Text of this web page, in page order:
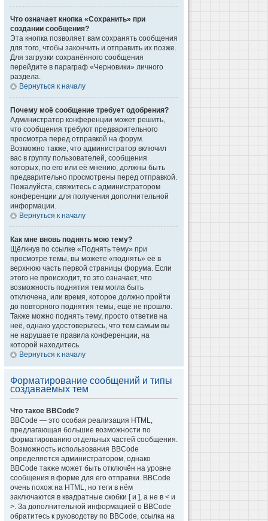
Что означает кнопка «Сохранить» при
создании сообщения?
Эта кнопка позволяет вам сохранять сообщения
для того, чтобы закончить и отправить их позже.
Для загрузки сохранённого сообщения
перейдите в параграф «Черновики» личного
раздела.
Вернуться к началу
Почему моё сообщение требует одобрения?
Администратор конференции может решить,
что сообщения требуют предварительного
просмотра перед отправкой на форум.
Возможно также, что администратор включил
вас в группу пользователей, сообщения
которых, по его или её мнению, должны быть
предварительно просмотрены перед отправкой.
Пожалуйста, свяжитесь с администратором
конференции для получения дополнительной
информации.
Вернуться к началу
Как мне вновь поднять мою тему?
Щёлкнув по ссылке «Поднять тему» при
просмотре темы, вы можете «поднять» её в
верхнюю часть первой страницы форума. Если
этого не происходит, то это означает, что
возможность поднятия тем могла быть
отключена, или время, которое должно пройти
до повторного поднятия темы, ещё не прошло.
Также можно поднять тему, просто ответив на
неё, однако удостоверьтесь, что тем самым вы
не нарушаете правила конференции, на
которой находитесь.
Вернуться к началу
Форматирование сообщений и типы
создаваемых тем
Что такое BBCode?
BBCode — это особая реализация HTML,
предлагающая большие возможности по
форматированию отдельных частей сообщения.
Возможность использования BBCode
определяется администратором, однако
BBCode также может быть отключён на уровне
сообщения в форме для его отправки. BBCode
очень похож на HTML, но теги в нём
заключаются в квадратные скобки [ и ], а не в < и
>. За дополнительной информацией о BBCode
обратитесь к руководству по BBCode, ссылка на